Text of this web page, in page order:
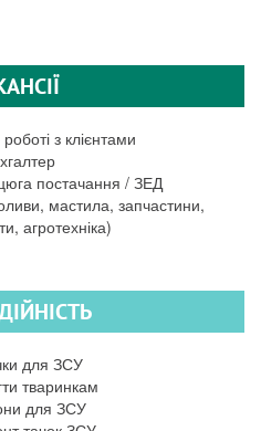
з клієнтами
постачання / ЗЕД
мастила, запчастини,
агротехніка)
для ЗСУ
тваринкам
для ЗСУ